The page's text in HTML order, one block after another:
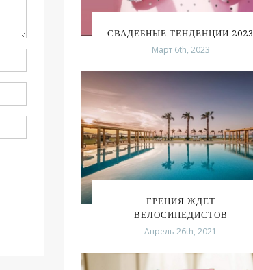
СВАДЕБНЫЕ ТЕНДЕНЦИИ 2023
Март 6th, 2023
ГРЕЦИЯ ЖДЕТ
ВЕЛОСИПЕДИСТОВ
Апрель 26th, 2021